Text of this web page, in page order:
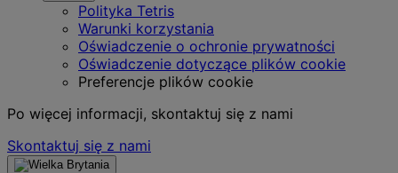
Polityka Tetris
Warunki korzystania
Oświadczenie o ochronie prywatności
Oświadczenie dotyczące plików cookie
Preferencje plików cookie
Po więcej informacji, skontaktuj się z nami
Skontaktuj się z nami